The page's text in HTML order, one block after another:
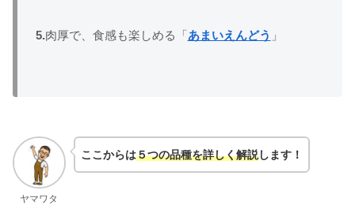
5.肉厚で、食感も楽しめる「あまいえんどう 」
ヤマワタ
ここからは５つの品種を詳しく解説します！